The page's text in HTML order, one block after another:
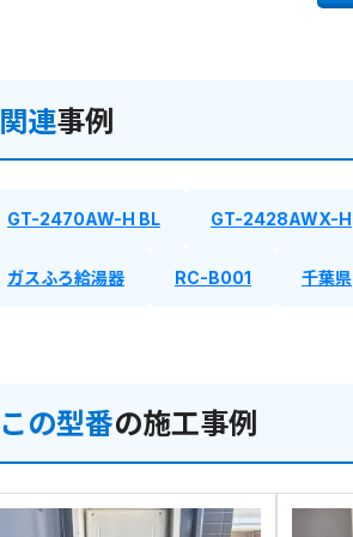
関連事例
GT-2470AW-H BL GT-2428AWX-H
ガスふろ給湯器 RC-B001 千葉県
この型番の施工事例